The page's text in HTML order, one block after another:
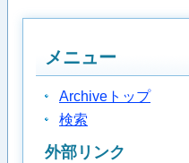
メニュー
Archiveトップ
検索
外部リンク